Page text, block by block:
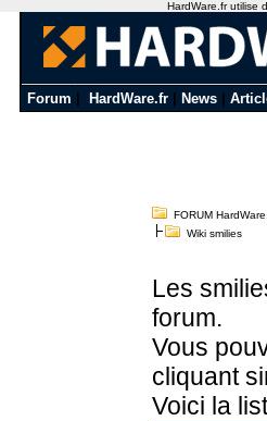
Forum HardWare.fr News
FORUM
Wiki smilies
Les
forum.
Vous
cliquant
Voici la
HardWare.fr utilise